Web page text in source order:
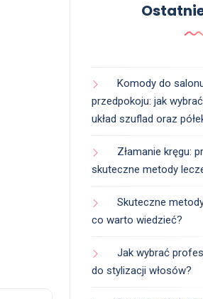
Komody do
przedpokoju: jak
układ szuflad oraz
Złamanie kręgu:
skuteczne metody
Skuteczne
co warto wiedzieć?
Jak wybrać
do stylizacji włosów?